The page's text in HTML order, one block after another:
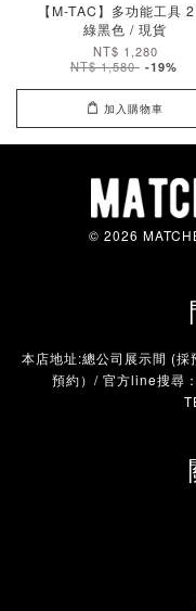
【M-TAC】多功能工具
綠黑色 / 現貨
NT$ 1,280
NT$ 1,580 -19%
加入購物車
© 2026
本店地址:總公司展示間 (
預約）/ 官方line搜尋